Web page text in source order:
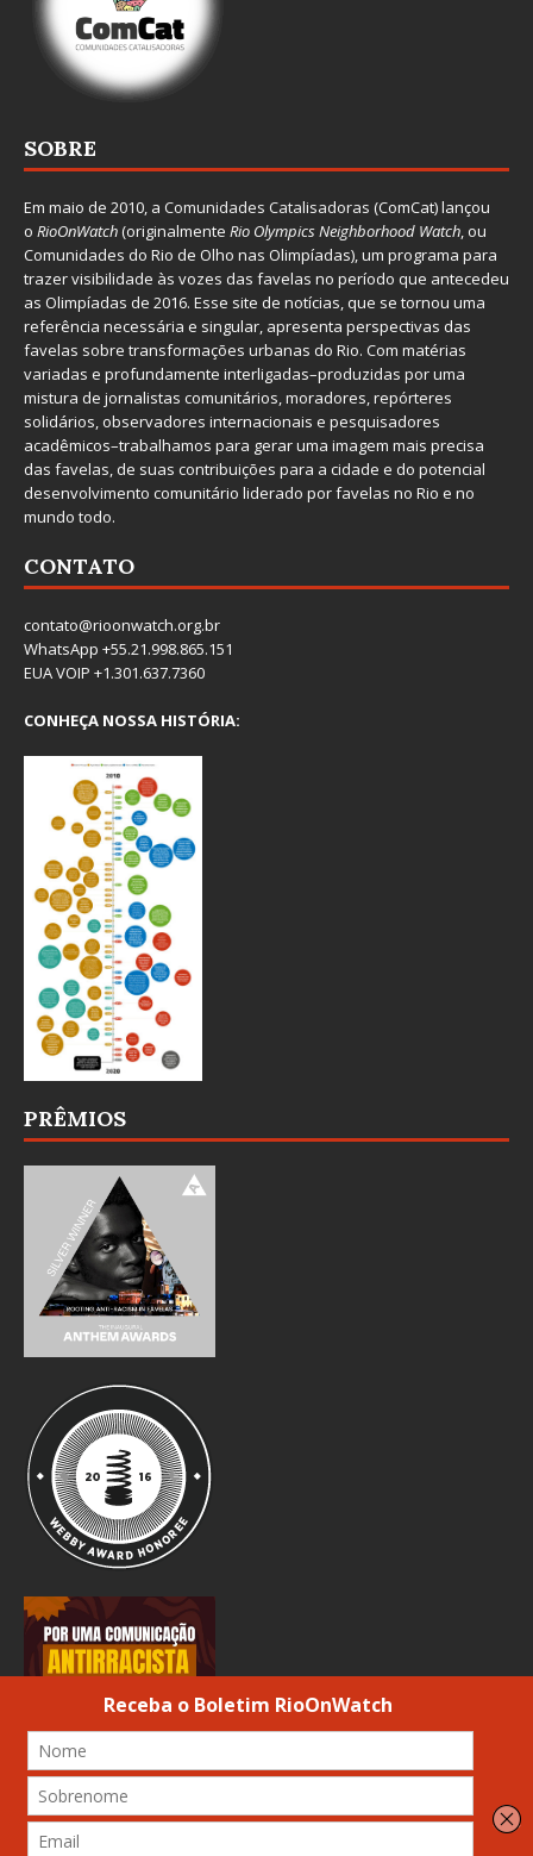
SOBRE
Em maio de 2010, a Comunidades Catalisadoras (ComCat) lançou
o RioOnWatch(originalmente Rio Olympics Neighborhood Watch, ou
Comunidades do Rio de Olho nas Olimpíadas), um programa para
trazer visibilidade às vozes das favelas no período que antecedeu
as Olimpíadas de 2016. Esse site de notícias, que se tornou uma
referência necessária e singular, apresenta perspectivas das
favelas sobre transformações urbanas do Rio. Com matérias
variadas e profundamente interligadas–produzidas por uma
mistura de jornalistas comunitários, moradores, repórteres
solidários, observadores internacionais e pesquisadores
acadêmicos–trabalhamos para gerar uma imagem mais precisa
das favelas, de suas contribuições para a cidade e do potencial
desenvolvimento comunitário liderado por favelas no Rio e no
mundo todo.
CONTATO
contato@rioonwatch.org.br
WhatsApp +55.21.998.865.151
EUA VOIP +1.301.637.7360
CONHEÇA NOSSA HISTÓRIA:
PRÊMIOS